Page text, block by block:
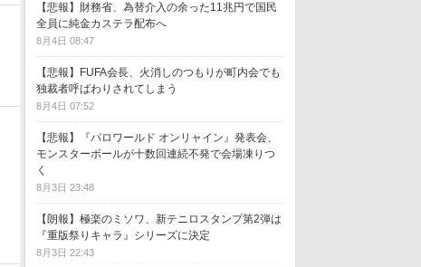
【悲報】財務省、為替介入の余った11兆円で国民
全員に純金カステラ配布へ
8月4日 08:47
【悲報】FUFA会長、火消しのつもりが町内会でも
独裁者呼ばわりされてしまう
8月4日 07:52
【悲報】『パロワールド オンリャイン』発表会、
モンスターボールが十数回連続不発で会場凍りつ
く
8月3日 23:48
【朗報】極楽のミソワ、新テニロスタンプ第2弾は
『重版祭りキャラ』シリーズに決定
8月3日 22:43